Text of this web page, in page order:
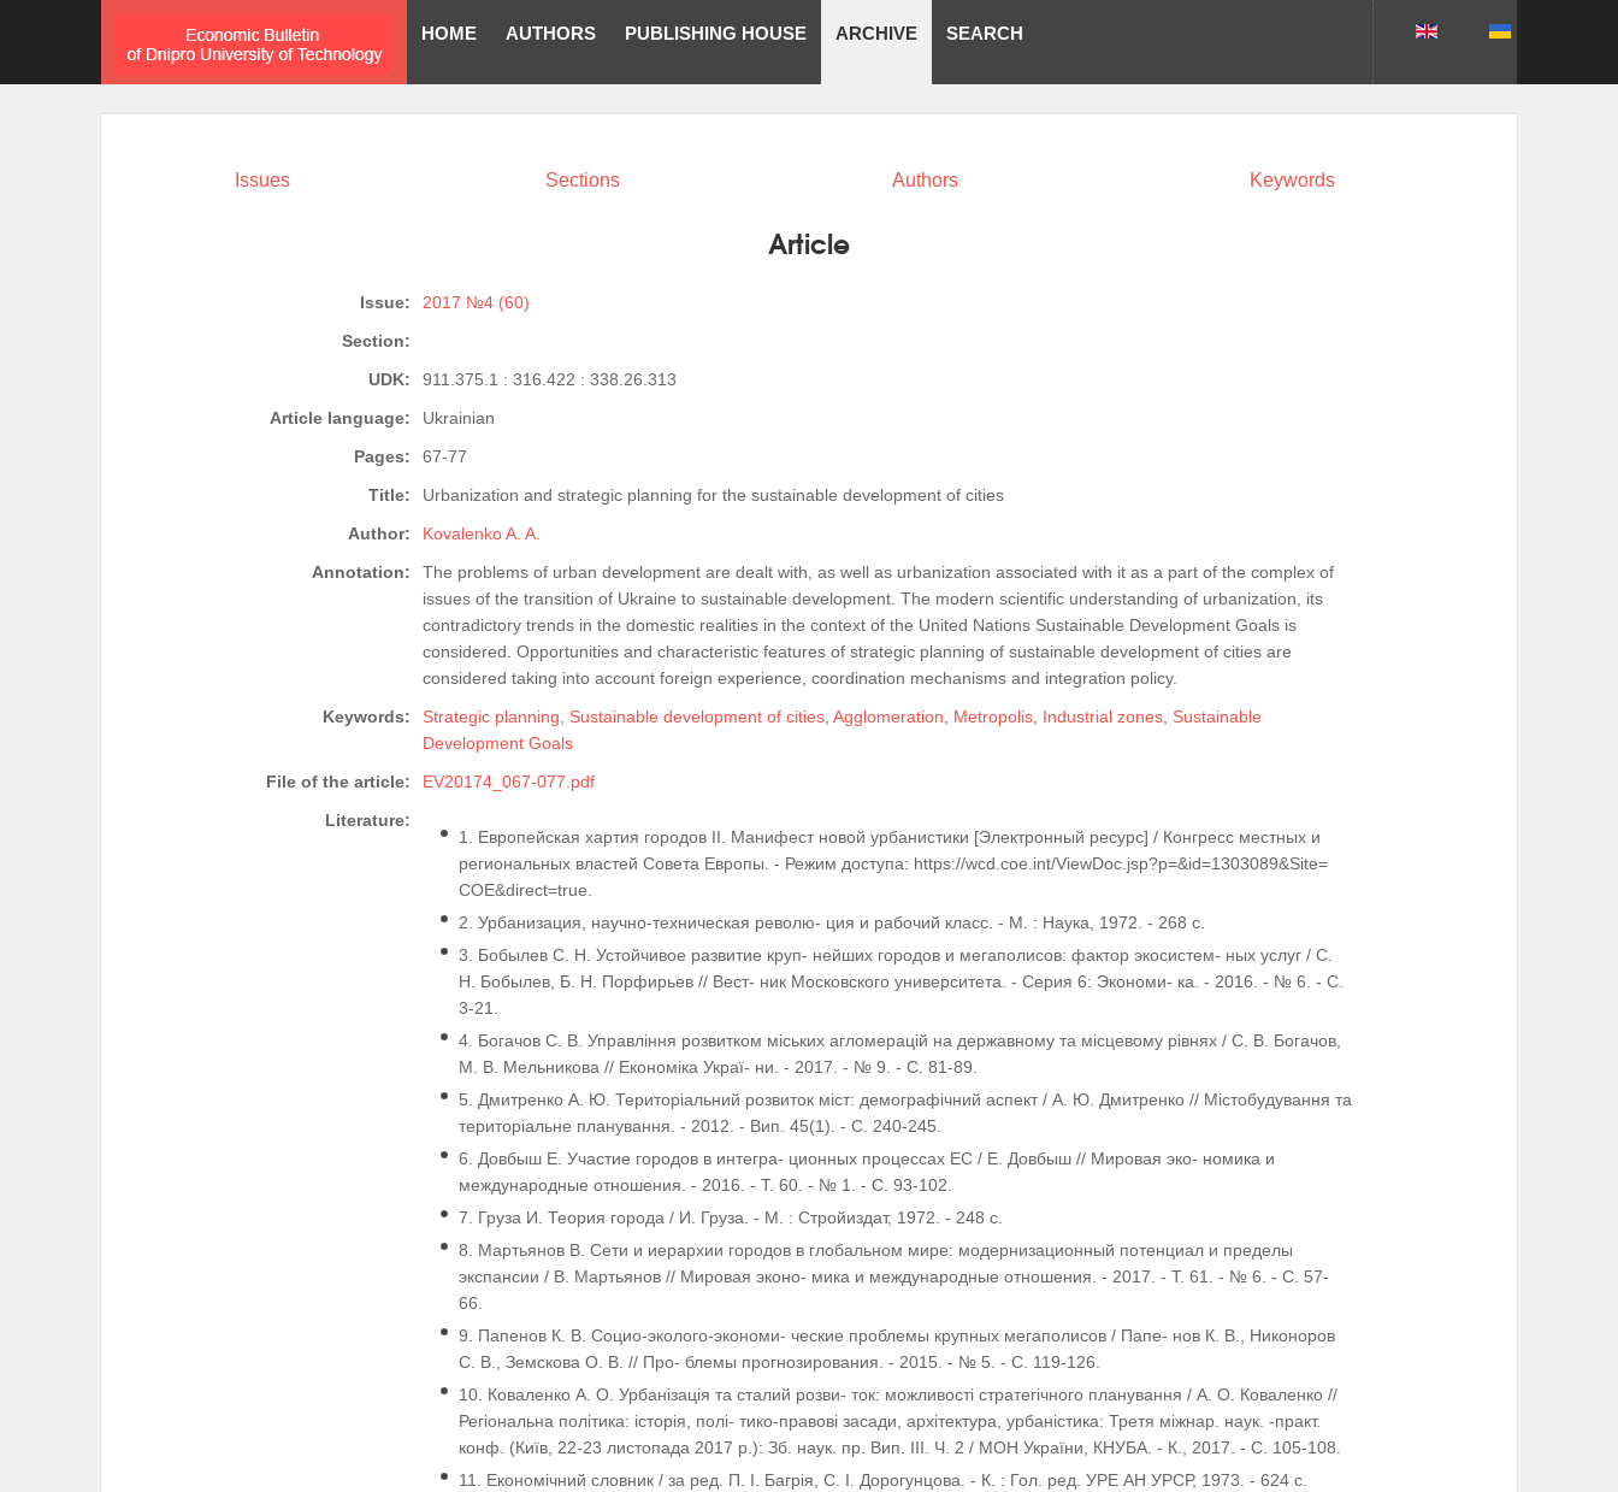
HOME AUTHORS PUBLISHING HOUSE ARCHIVE SEARCH
Issues Sections Authors Keywords
Article
Issue:
2017 №4 (60)
Section:
UDK:
911.375.1 : 316.422 : 338.26.313
Article language:
Ukrainian
Pages:
67-77
Title:
Urbanization and strategic planning for the sustainable development of cities
Author:
Kovalenko A. A.
Annotation:
The problems of urban development are dealt with, as well as urbanization associated with it as a part of the complex of
issues of the transition of Ukraine to sustainable development. The modern scientific understanding of urbanization, its
contradictory trends in the domestic realities in the context of the United Nations Sustainable Development Goals is
considered. Opportunities and characteristic features of strategic planning of sustainable development of cities are
considered taking into account foreign experience, coordination mechanisms and integration policy.
Keywords:
Strategic planning Sustainable development of cities Agglomeration Metropolis Industrial zones Sustainable
Development Goals
File of the article:
EV20174_067-077.pdf
Literature:
1. Европейская хартия городов II. Манифест новой урбанистики [Электронный ресурс] / Конгресс местных и
региональных властей Совета Европы. - Режим доступа: https://wcd.coe.int/ViewDoc.jsp?p=&id=1303089&Site=
COE&direct=true.
2. Урбанизация, научно-техническая револю- ция и рабочий класс. - М. : Наука, 1972. - 268 с.
3. Бобылев С. Н. Устойчивое развитие круп- нейших городов и мегаполисов: фактор экосистем- ных услуг / С.
Н. Бобылев, Б. Н. Порфирьев // Вест- ник Московского университета. - Серия 6: Экономи- ка. - 2016. - № 6. - С.
3-21.
4. Богачов С. В. Управління розвитком міських агломерацій на державному та місцевому рівнях / С. В. Богачов,
М. В. Мельникова // Економіка Украї- ни. - 2017. - № 9. - С. 81-89.
5. Дмитренко А. Ю. Територіальний розвиток міст: демографічний аспект / А. Ю. Дмитренко // Містобудування та
територіальне планування. - 2012. - Вип. 45(1). - С. 240-245.
6. Довбыш Е. Участие городов в интегра- ционных процессах ЕС / Е. Довбыш // Мировая эко- номика и
международные отношения. - 2016. - Т. 60. - № 1. - С. 93-102.
7. Груза И. Теория города / И. Груза. - М. : Стройиздат, 1972. - 248 с.
8. Мартьянов В. Сети и иерархии городов в глобальном мире: модернизационный потенциал и пределы
экспансии / В. Мартьянов // Мировая эконо- мика и международные отношения. - 2017. - Т. 61. - № 6. - С. 57-
66.
9. Папенов К. В. Социо-эколого-экономи- ческие проблемы крупных мегаполисов / Папе- нов К. В., Никоноров
С. В., Земскова О. В. // Про- блемы прогнозирования. - 2015. - № 5. - С. 119-126.
10. Коваленко А. О. Урбанізація та сталий розви- ток: можливості стратегічного планування / А. О. Коваленко //
Регіональна політика: історія, полі- тико-правові засади, архітектура, урбаністика: Третя міжнар. наук. -практ.
конф. (Київ, 22-23 листопада 2017 р.): Зб. наук. пр. Вип. ІІІ. Ч. 2 / МОН України, КНУБА. - К., 2017. - С. 105-108.
11. Економічний словник / за ред. П. І. Багрія, С. І. Дорогунцова. - К. : Гол. ред. УРЕ АН УРСР, 1973. - 624 с.